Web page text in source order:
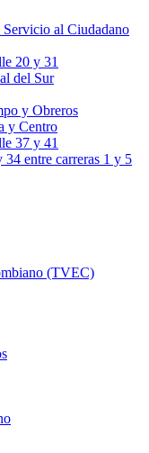
al Ciudadano
20 y 31
del Sur
y Obreros
y Centro
37 y 41
entre carreras 1 y 5
(TVEC)